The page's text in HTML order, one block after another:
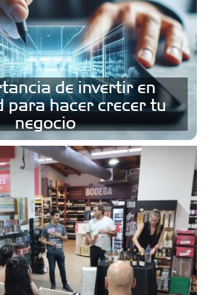
de invertir en
para hacer crecer tu
negocio